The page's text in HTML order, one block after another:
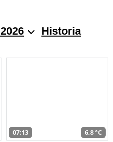
Historia
07:13 6,8 °C